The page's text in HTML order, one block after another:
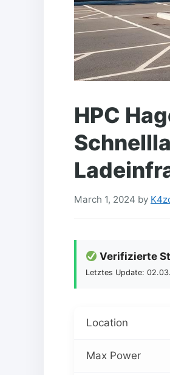
HPC
March 1, 2024 by
Verifizierte
Letztes Update:
Location
Max Power